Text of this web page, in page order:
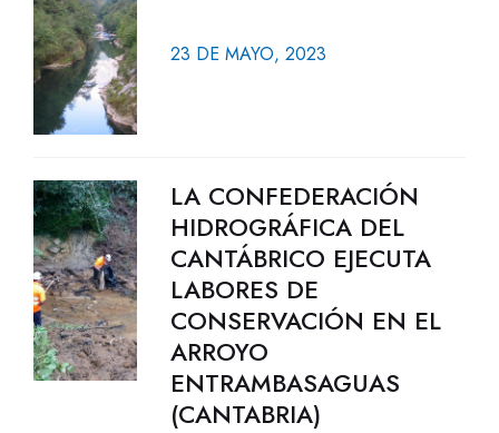
23 DE MAYO, 2023
LA CONFEDERACIÓN
HIDROGRÁFICA DEL
CANTÁBRICO EJECUTA
LABORES DE
CONSERVACIÓN EN EL
ARROYO
ENTRAMBASAGUAS
(CANTABRIA)